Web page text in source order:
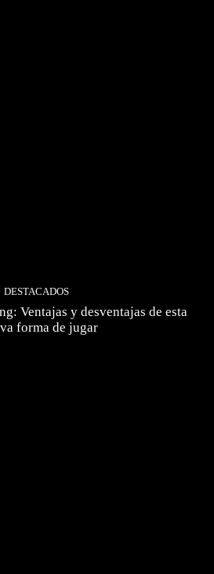
DESTACADOS
Ventajas y desventajas de esta
forma de jugar